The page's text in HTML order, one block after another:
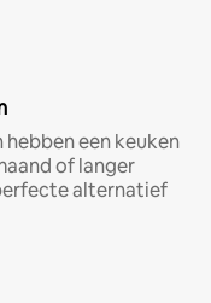
een keuken
of langer
alternatief